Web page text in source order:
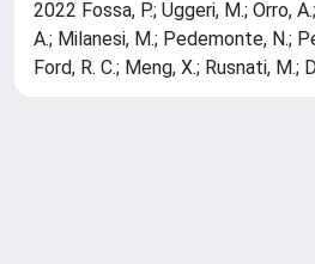
2022 Fossa, P.; Uggeri, M.; Orro,
A.; Milanesi, M.; Pedemonte, N.;
Ford, R. C.; Meng, X.; Rusnati, M.;